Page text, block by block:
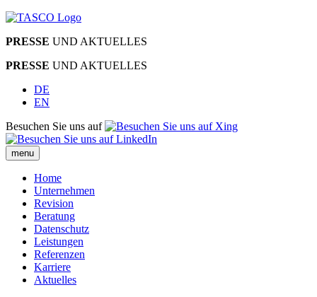
PRESSE UND AKTUELLES
PRESSE UND AKTUELLES
DE
EN
Besuchen Sie uns auf
menu
Home
Unternehmen
Revision
Beratung
Datenschutz
Leistungen
Referenzen
Karriere
Aktuelles